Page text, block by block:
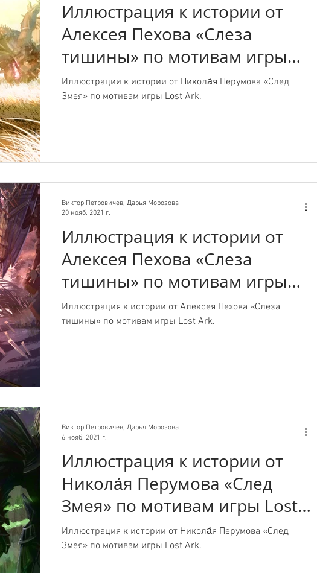
Иллюстрация к истории от
Алексея Пехова «Слеза
тишины» по мотивам игры
Lost Ark.
Иллюстрации к истории от Никола́я Перумова «След
Змея» по мотивам игры Lost Ark.
Иллюстрация к истории от
Алексея Пехова «Слеза
тишины» по мотивам игры
Lost Ark.
Иллюстрация к истории от Алексея Пехова «Слеза
тишины» по мотивам игры Lost Ark.
Виктор Петровичев, Дарья Морозова
20 нояб. 2021 г.
Иллюстрация к истории от
Никола́я Перумова «След
Змея» по мотивам игры Lost
Ark.
Иллюстрация к истории от Никола́я Перумова «След
Змея» по мотивам игры Lost Ark.
Виктор Петровичев, Дарья Морозова
6 нояб. 2021 г.